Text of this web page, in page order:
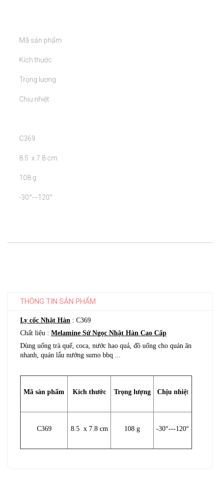
THÔNG TIN SẢN PHẨM
Ly cốc Nhật Hàn : C369
Chất liệu : Melamine Sứ Ngọc Nhật Hàn Cao Cấp
Dùng uống trà quế, coca, nước hao quả, đồ uống cho quán ăn
nhanh, quán lẩu nướng sumo bbq ...
Mã sản phẩm Kích thước Trọng lượng Chịu nhiệt
C369 8.5 x 7.8 cm 108 g -30°---120°